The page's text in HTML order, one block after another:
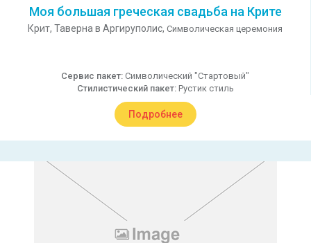
Моя большая греческая свадьба на Крите
Крит, Таверна в Аргируполис, Символическая церемония
Сервис пакет: Символический "Стартовый"
Стилистический пакет: Рустик стиль
Подробнее